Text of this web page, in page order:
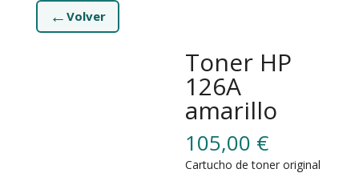
← Volver
Toner HP
126A
amarillo
105,00 €
Cartucho de toner original